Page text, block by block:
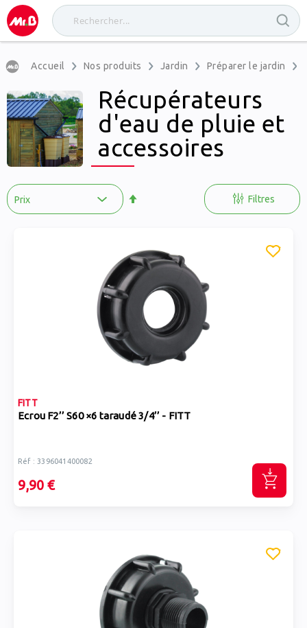
Accueil Nos produits Jardin Préparer le jardin
Récupérateurs
d'eau de pluie et
accessoires
Filtres
FITT
Ecrou F2’’ S60 ×6 taraudé 3/4’’ - FITT
Réf : 3396041400082
9,90 €